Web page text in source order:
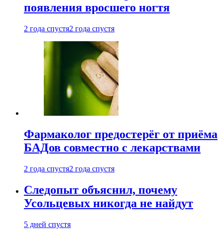
появления вросшего ногтя
2 года спустя2 года спустя
Фармаколог предостерёг от приёма
БАДов совместно с лекарствами
2 года спустя2 года спустя
Следопыт объяснил, почему
Усольцевых никогда не найдут
5 дней спустя